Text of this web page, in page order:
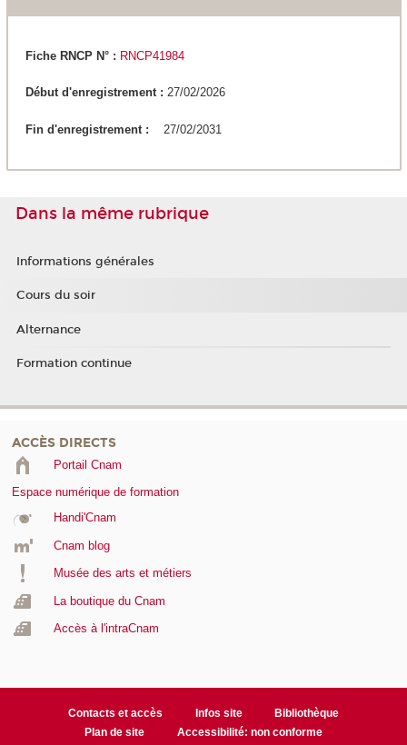
Fiche RNCP N° : RNCP41984
Début d'enregistrement : 27/02/2026
Fin d'enregistrement : 27/02/2031
Dans la même rubrique
Informations générales
Cours du soir
Alternance
Formation continue
ACCÈS DIRECTS
Portail Cnam
Espace numérique de formation
Handi'Cnam
Cnam blog
Musée des arts et métiers
La boutique du Cnam
Accès à l'intraCnam
Contacts et accès Infos site
Bibliothèque
Plan de site
Accessibilité: non conforme